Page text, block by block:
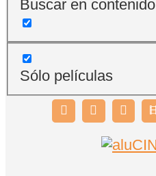
Buscar en contenido
Sólo películas